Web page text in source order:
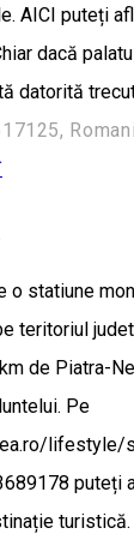
AICI puteți
dacă
datorită
o statiune
teritoriul
de Piatra-
Pe
lifestyle/
puteți
turistică.